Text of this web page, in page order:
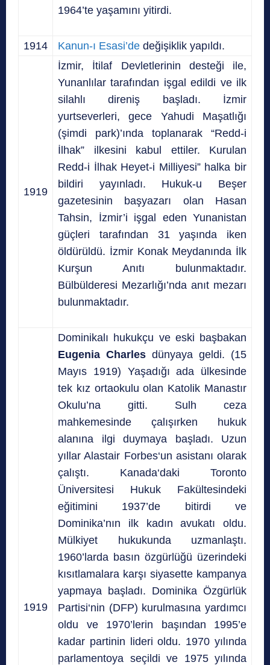
1964’te yaşamını yitirdi.
1914 Kanun-ı Esasi’de değişiklik yapıldı.
1919
İzmir, İtilaf Devletlerinin desteği ile,
Yunanlılar tarafından işgal edildi ve ilk
silahlı direniş başladı. İzmir
yurtseverleri, gece Yahudi Maşatlığı
(şimdi park)’ında toplanarak “Redd-i
İlhak” ilkesini kabul ettiler. Kurulan
Redd-i İlhak Heyet-i Milliyesi” halka bir
bildiri yayınladı. Hukuk-u Beşer
gazetesinin başyazarı olan Hasan
Tahsin, İzmir’i işgal eden Yunanistan
güçleri tarafından 31 yaşında iken
öldürüldü. İzmir Konak Meydanında İlk
Kurşun Anıtı bulunmaktadır.
Bülbülderesi Mezarlığı’nda anıt mezarı
bulunmaktadır.
1919
Dominikalı hukukçu ve eski başbakan
Eugenia Charles dünyaya geldi. (15
Mayıs 1919) Yaşadığı ada ülkesinde
tek kız ortaokulu olan Katolik Manastır
Okulu’na gitti. Sulh ceza
mahkemesinde çalışırken hukuk
alanına ilgi duymaya başladı. Uzun
yıllar Alastair Forbes‘un asistanı olarak
çalıştı. Kanada‘daki Toronto
Üniversitesi Hukuk Fakültesindeki
eğitimini 1937’de bitirdi ve
Dominika’nın ilk kadın avukatı oldu.
Mülkiyet hukukunda uzmanlaştı.
1960’larda basın özgürlüğü üzerindeki
kısıtlamalara karşı siyasette kampanya
yapmaya başladı. Dominika Özgürlük
Partisi‘nin (DFP) kurulmasına yardımcı
oldu ve 1970’lerin başından 1995’e
kadar partinin lideri oldu. 1970 yılında
parlamentoya seçildi ve 1975 yılında